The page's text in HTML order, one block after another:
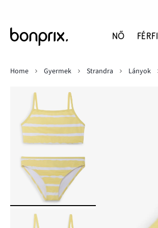
NŐ FÉRFI
Home
Gyermek Strandra Lányok